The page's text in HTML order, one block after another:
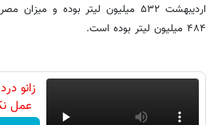
اردیبهشت ۵۳۲ میلیون لیتر بوده و
۴۸۴ میلیون لیتر بوده است.
زانو
عمل